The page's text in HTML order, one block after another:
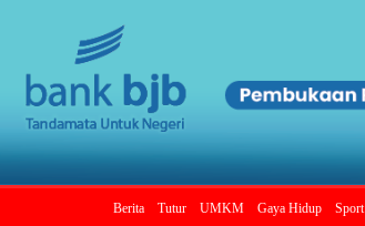
Berita Tutur UMKM Gaya Hidup Sport